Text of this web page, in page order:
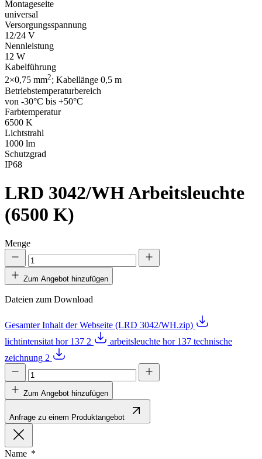
Montageseite
universal
Versorgungsspannung
12/24 V
Nennleistung
12 W
Kabelführung
2×0,75 mm2; Kabellänge 0,5 m
Betriebstemperaturbereich
von -30°C bis +50°C
Farbtemperatur
6500 K
Lichtstrahl
1000 lm
Schutzgrad
IP68
LRD 3042/WHArbeitsleuchte
(6500 K)
Menge
Zum Angebot hinzufügen
Dateien zum Download
Gesamter Inhalt der Webseite (LRD 3042/WH.zip)
lichtintensitat hor 137 2
arbeitsleuchte hor 137 technische
zeichnung 2
Zum Angebot hinzufügen
Anfrage zu einem Produktangebot
Name